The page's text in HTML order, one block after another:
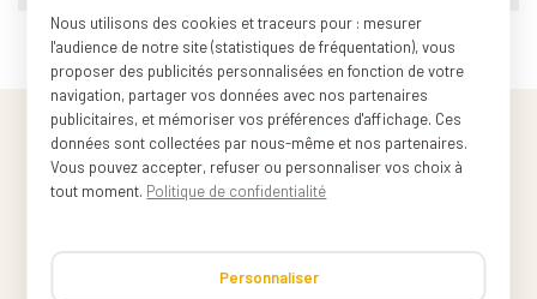
Nous utilisons des cookies et traceurs pour : mesurer
l'audience de notre site (statistiques de fréquentation), vous
proposer des publicités personnalisées en fonction de votre
navigation, partager vos données avec nos partenaires
publicitaires, et mémoriser vos préférences d'affichage. Ces
données sont collectées par nous-même et nos partenaires.
Vous pouvez accepter, refuser ou personnaliser vos choix à
tout moment. Politique de confidentialité
Personnaliser